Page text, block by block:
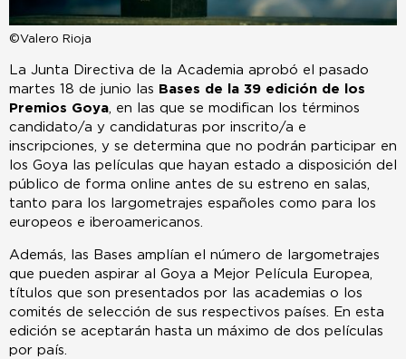
©Valero Rioja
La Junta Directiva de la Academia aprobó el pasado
martes 18 de junio las Bases de la 39 edición de los
Premios Goya, en las que se modifican los términos
candidato/a y candidaturas por inscrito/a e
inscripciones, y se determina que no podrán participar en
los Goya las películas que hayan estado a disposición del
público de forma online antes de su estreno en salas,
tanto para los largometrajes españoles como para los
europeos e iberoamericanos.
Además, las Bases amplían el número de largometrajes
que pueden aspirar al Goya a Mejor Película Europea,
títulos que son presentados por las academias o los
comités de selección de sus respectivos países. En esta
edición se aceptarán hasta un máximo de dos películas
por país.